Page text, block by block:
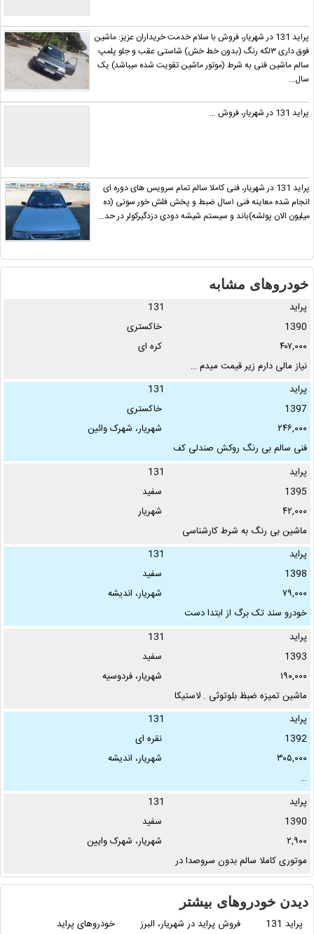
پراید 131 در شهریار، فروش با سلام خدمت خریداران عزیز: ماشین
فوق داری ۳لکه رنگ (بدون خط خش) شاستی عقب و جلو پلمپ
سالم ماشین فنی به شرط (موتور ماشین تقویت شده میباشد) یک
سال…
پراید 131 در شهریار، فروش …
پراید 131 در شهریار، فنی کاملا سالم تمام سرویس های دوره ای
انجام شده معاینه فنی ۱سال ضبط و پخش فلش خور سونی (ده
میلیون الان پولشه)باند و سیستم شیشه دودی دزدگیرکولر در حد…
خودروهای مشابه
پراید
131
1390
خاکستری
۴۰۷,۰۰۰
کره ای
نیاز مالی دارم زیر قیمت میدم …
پراید
131
1397
خاکستری
۲۴۶,۰۰۰
شهریار، شهرک وائین
فنی سالم بی رنگ روکش صندلی کف
پایی یک تیکه زیر پایی قالبی شیشه
دودی دزدگیر تسمه …
پراید
131
1395
سفید
۴۲,۰۰۰
شهریار
ماشین بی رنگ به شرط کارشناسی
جلو وعقب پلمپ ،،ماشین ۴ سال
خواب بوده،،۱۰ ماه بیمه …
پراید
131
1398
سفید
۷۹,۰۰۰
شهریار، اندیشه
خودرو سند تک برگ از ابتدا دست
خودم بود مصرف خانگی کیلومتر
واقعی بشرط امکان …
پراید
131
1393
سفید
۱۹۰,۰۰۰
شهریار، فردوسیه
ماشین تمیزه ضبظ بلوتوثی . لاستیکا
سالم .بیمه ۵ ماه داره . گلگیر سمت
راننده و در …
پراید
131
1392
نقره ای
۳۰۵,۰۰۰
شهریار، اندیشه
…
پراید
131
1390
سفید
۲,۹۰۰
شهریار، شهرک وایین
موتوری کاملا سالم بدون سروصدا در
اتاق کولر روشن دور رنگ برای مصرف
کننده عالی …
دیدن خودروهای بیشتر
پراید 131
فروش پراید در شهریار، البرز خودروهای پراید